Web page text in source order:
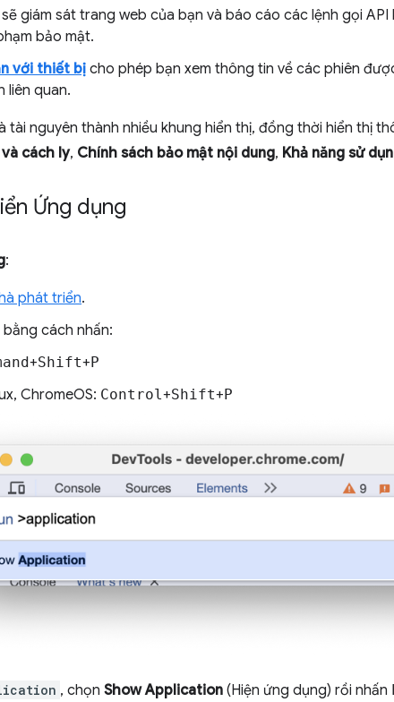
sẽ giám sát trang web của bạn và báo cáo các lệnh gọi
bảo mật.
với thiết bị cho phép bạn xem thông tin về các phiên
liên quan.
tài nguyên thành nhiều khung hiển thị, đồng thời hiển thị
cách ly, Chính sách bảo mật nội dung, Khả năng sử
Ứng dụng
:
phát triển.
bằng cách nhấn:
+Shift+P
ChromeOS: Control+Shift+P
, chọn Show Application (Hiện ứng dụng) rồi nhấn